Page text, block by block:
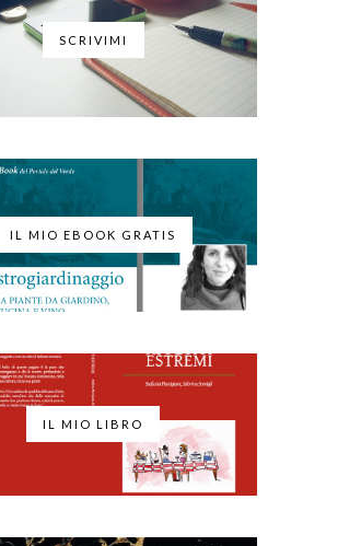
SCRIVIMI
IL MIO EBOOK GRATIS
IL MIO LIBRO